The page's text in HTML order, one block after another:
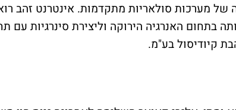
של מערכות סולאריות מתקדמות. אינטרנט זהב
בתחום האנרגיה הירוקה וליצירת סינרגיות עם
קיודיסול בע"מ.